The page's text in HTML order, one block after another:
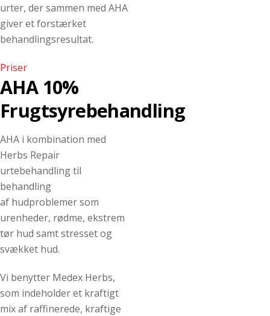
urter, der sammen med AHA
giver et forstærket
behandlingsresultat.
Priser
AHA 10%
Frugtsyrebehandling
AHA i kombination med
Herbs Repair
urtebehandling til
behandling
af hudproblemer som
urenheder, rødme, ekstrem
tør hud samt stresset og
svækket hud.
Vi benytter Medex Herbs,
som indeholder et kraftigt
mix af raffinerede, kraftige